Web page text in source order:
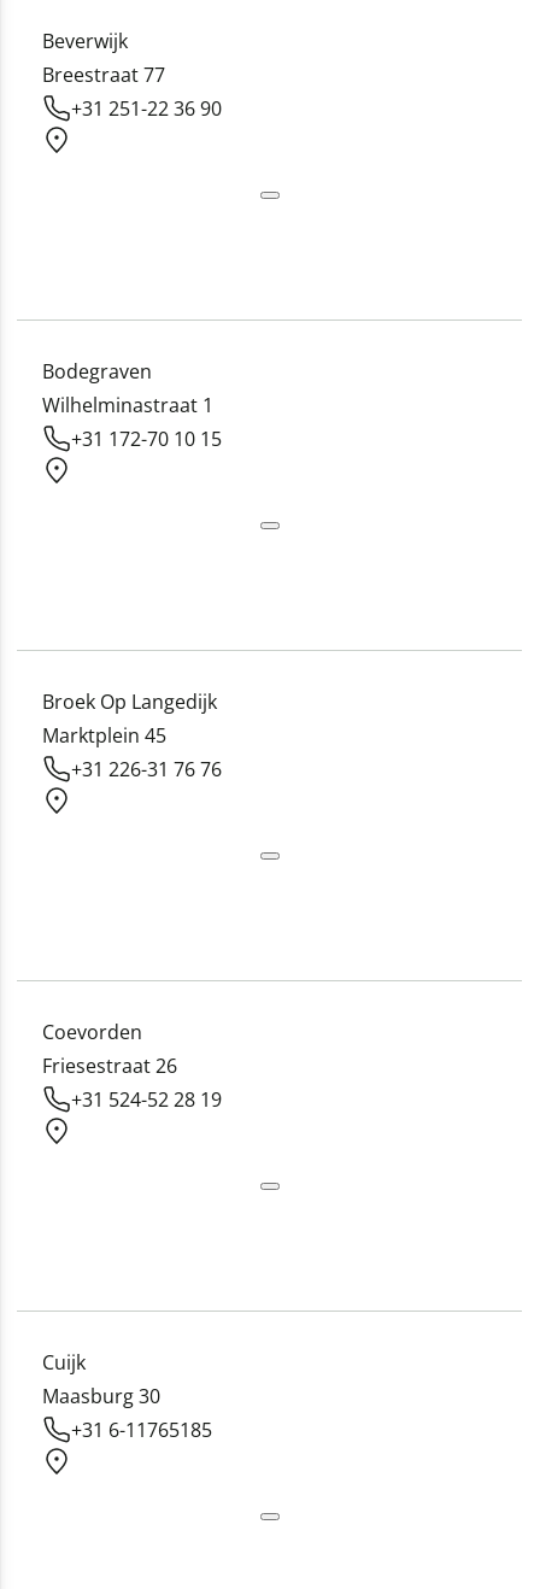
Beverwijk
Breestraat 77
+31 251-22 36 90
Bodegraven
Wilhelminastraat 1
+31 172-70 10 15
Broek Op Langedijk
Marktplein 45
+31 226-31 76 76
Coevorden
Friesestraat 26
+31 524-52 28 19
Cuijk
Maasburg 30
+31 6-11765185